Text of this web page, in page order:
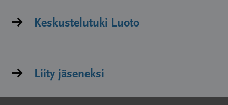
Keskustelutuki Luoto
Liity jäseneksi